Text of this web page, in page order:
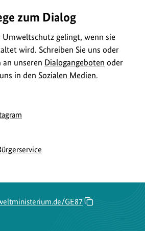
zum Dialog
gelingt, wenn sie
wird. Schreiben Sie uns oder
an unseren Dialogangeboten oder
in den Sozialen Medien.
des
GE87